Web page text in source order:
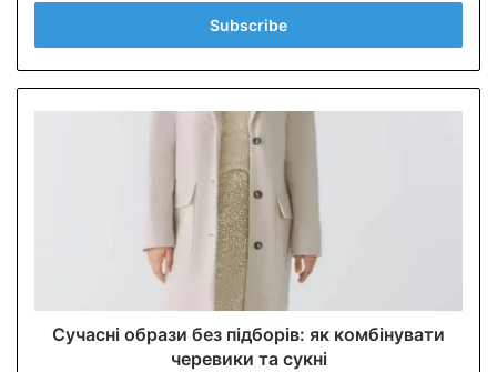
t
r
y
d
Сучасні образи без підборів: як комбінувати
черевики та сукні